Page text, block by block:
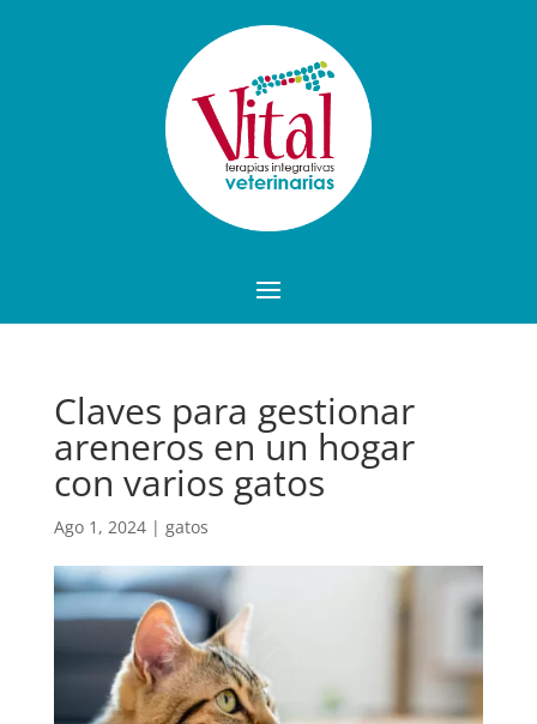
Claves para gestionar
areneros en un hogar
con varios gatos
Ago 1, 2024| gatos